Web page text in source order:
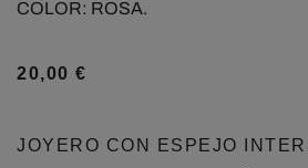
COLOR: ROSA.
20,00 €
JOYERO CON ESPEJO